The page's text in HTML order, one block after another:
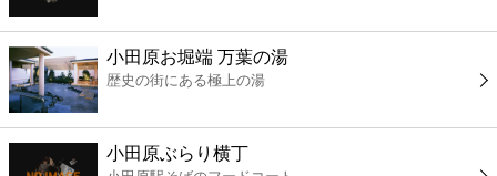
スーパー
エンタメ
レジャー
小田原お堀端 万葉の湯
歴史の街にある極上の湯
小田原ぶらり横丁